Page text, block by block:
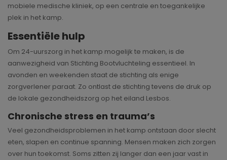
mobiele medische kliniek, op een centrale en toegankelijke
plek in het kamp.
Essentiële hulp
Om 24-uurszorg in het kamp mogelijk te maken, is de
aanwezigheid van Stichting Bootvluchteling essentieel. In
avonden en weekenden staat de stichting als enige
zorgverlener paraat. Zo ontlast de stichting tevens de druk op
de lokale gezondheidszorg op het eiland Lesbos.
Chronische stress en trauma’s
Veel gezondheidsproblemen in het kamp ontstaan door slecht
eten, slapen en continue spanning. Mensen maken zich zorgen
over hun toekomst. Soms zitten zij langer dan een jaar vast in